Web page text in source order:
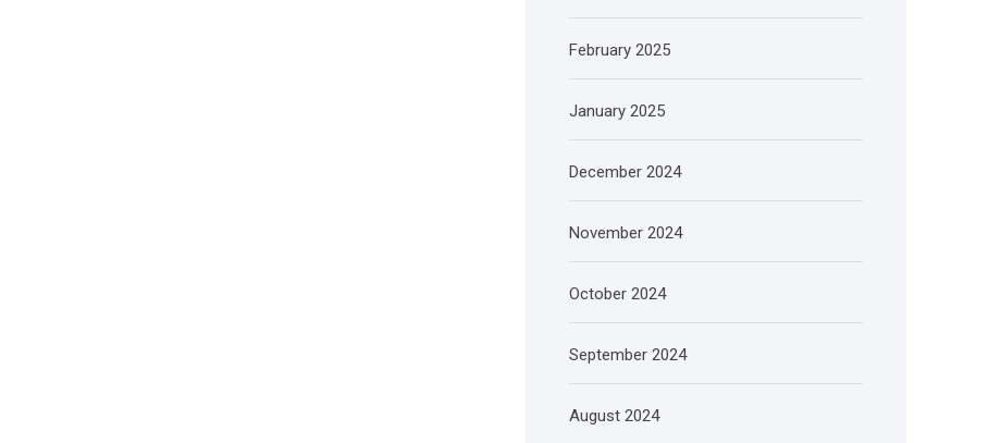
February 2025
January 2025
December 2024
November 2024
October 2024
September 2024
August 2024